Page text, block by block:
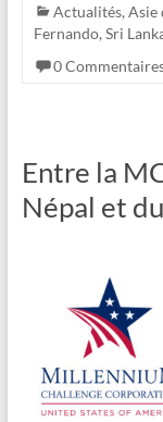
Actualités, Asie
Fernando, Sri
0
Entre la
Népal et